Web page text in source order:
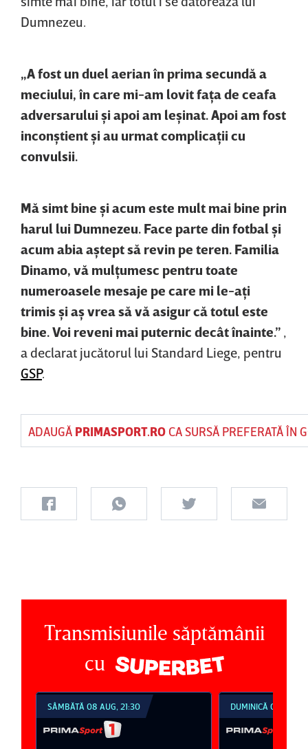
Dumnezeu.
„A fost un duel aerian în prima secundă a
meciului, în care mi-am lovit faţa de ceafa
adversarului şi apoi am leşinat. Apoi am fost
inconştient şi au urmat complicaţii cu
convulsii.
Mă simt bine şi acum este mult mai bine prin
harul lui Dumnezeu. Face parte din fotbal şi
acum abia aştept să revin pe teren. Familia
Dinamo, vă mulţumesc pentru toate
numeroasele mesaje pe care mi le-aţi
trimis şi aş vrea să vă asigur că totul este
bine. Voi reveni mai puternic decât înainte.” ,
a declarat jucătorul lui Standard Liege, pentru
GSP.
ADAUGĂ PRIMASPORT.ROCA SURSĂ PREFERATĂ ÎN
Transmisiunile săptămânii
cu
SÂMBĂTĂ 08 AUG, 21:30 DUMINICĂ 09 AUG,